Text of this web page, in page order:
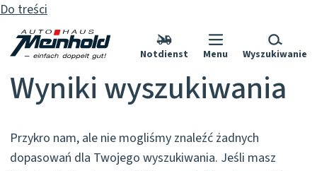
Do treści
Notdienst Menu Wyszukiwanie
Wyniki wyszukiwania
Przykro nam, ale nie mogliśmy znaleźć żadnych
dopasowań dla Twojego wyszukiwania. Jeśli masz